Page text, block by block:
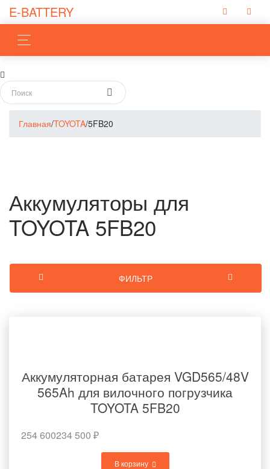
E-BATTERY
Главная/TOYOTA/5FB20
Аккумуляторы для
TOYOTA 5FB20
Аккумуляторная батарея VGD565/48V
565Ah для вилочного погрузчика
TOYOTA 5FB20
254 600234 500 ₽
В корзину
ФИЛЬТР